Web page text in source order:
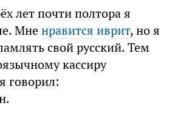
лет почти полтора я
Мненравится иврит, но я
свой русский. Тем
кассиру
говорил: